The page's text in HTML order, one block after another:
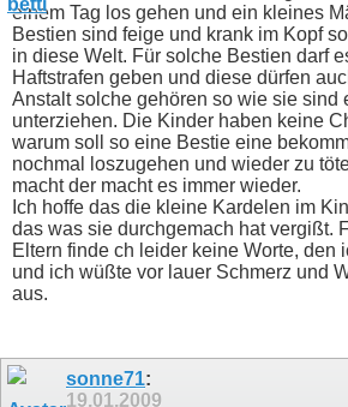
einem Tag los gehen und ein kleines
Bestien sind feige und krank im Kopf
in diese Welt. Für solche Bestien darf
Haftstrafen geben und diese dürfen
Anstalt solche gehören so wie sie sind
unterziehen. Die Kinder haben keine
warum soll so eine Bestie eine
nochmal loszugehen und wieder zu
macht der macht es immer wieder.
Ich hoffe das die kleine Kardelen im
das was sie durchgemach hat vergißt.
Eltern finde ch leider keine Worte, den
und ich wüßte vor lauer Schmerz und
aus.
sonne71:
19.01.2009